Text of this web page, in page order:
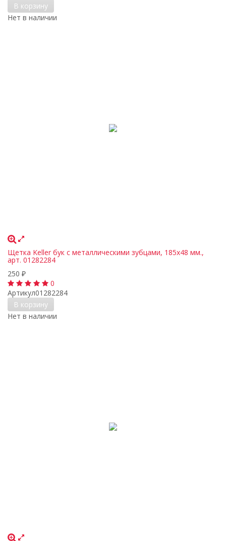
В корзину
Нет в наличии
Щетка Keller бук с металлическими зубцами, 185х48 мм.,
арт. 01282284
250 ₽
0
Артикул01282284
В корзину
Нет в наличии